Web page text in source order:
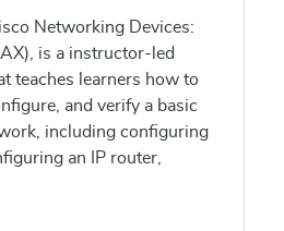
Networking Devices:
is a instructor-led
teaches learners how to
and verify a basic
including configuring
an IP router,